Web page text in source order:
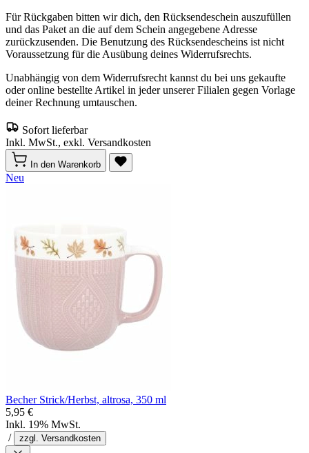
Für Rückgaben bitten wir dich, den Rücksendeschein auszufüllen
und das Paket an die auf dem Schein angegebene Adresse
zurückzusenden. Die Benutzung des Rücksendescheins ist nicht
Voraussetzung für die Ausübung deines Widerrufsrechts.
Unabhängig von dem Widerrufsrecht kannst du bei uns gekaufte
oder online bestellte Artikel in jeder unserer Filialen gegen Vorlage
deiner Rechnung umtauschen.
Sofort lieferbar
Inkl. MwSt., exkl. Versandkosten
In den Warenkorb
Neu
Becher Strick/Herbst, altrosa, 350 ml
5,95 €
Inkl. 19% MwSt.
/
zzgl. Versandkosten